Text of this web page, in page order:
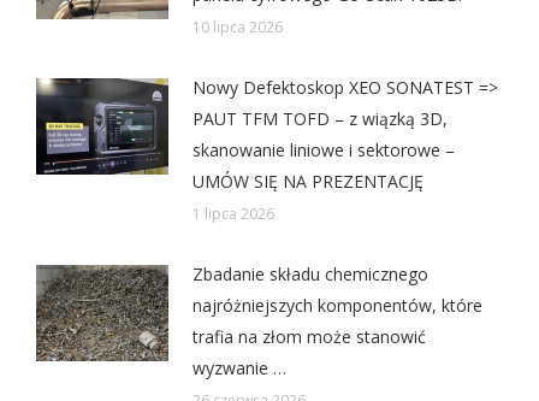
10 lipca 2026
Nowy Defektoskop XEO SONATEST =>
PAUT TFM TOFD – z wiązką 3D,
skanowanie liniowe i sektorowe –
UMÓW SIĘ NA PREZENTACJĘ
1 lipca 2026
Zbadanie składu chemicznego
najróżniejszych komponentów, które
trafia na złom może stanowić
wyzwanie …